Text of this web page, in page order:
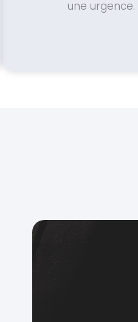
une urgence.